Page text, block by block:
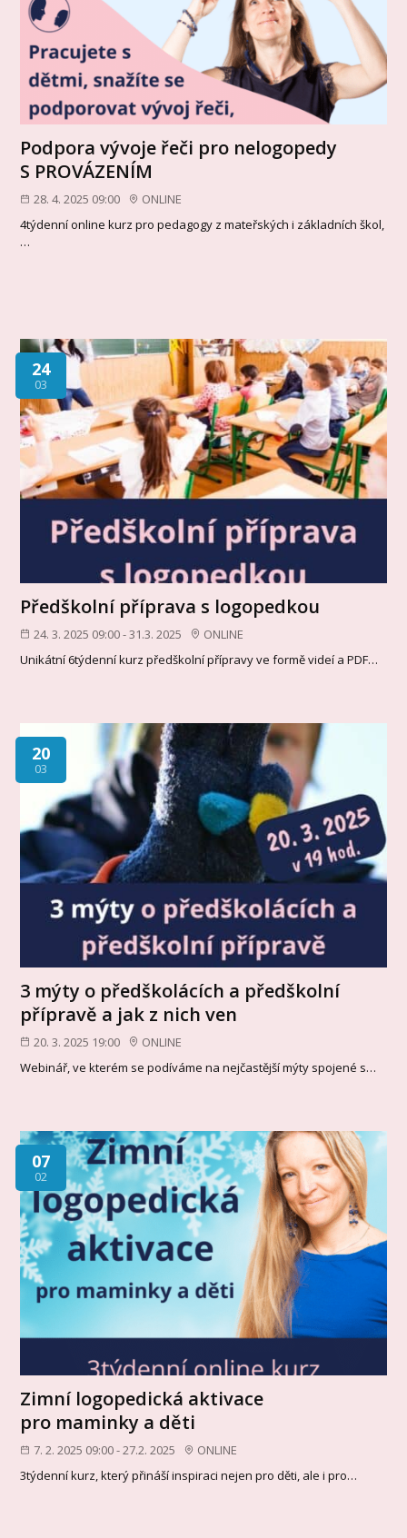
Podpora vývoje řeči pro nelogopedy
S PROVÁZENÍM
28. 4. 2025 09:00
ONLINE
4týdenní online kurz pro pedagogy z mateřských i základních škol,
…
24
03
Předškolní příprava s logopedkou
24. 3. 2025 09:00 - 31.3. 2025
ONLINE
Unikátní 6týdenní kurz předškolní přípravy ve formě videí a PDF…
20
03
3 mýty o předškolácích a předškolní
přípravě a jak z nich ven
20. 3. 2025 19:00
ONLINE
Webinář, ve kterém se podíváme na nejčastější mýty spojené s…
07
02
Zimní logopedická aktivace
pro maminky a děti
7. 2. 2025 09:00 - 27.2. 2025
ONLINE
3týdenní kurz, který přináší inspiraci nejen pro děti, ale i pro…